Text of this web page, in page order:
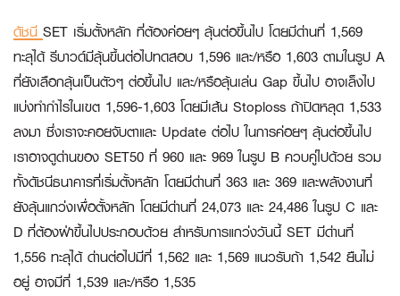
ดัชนี SET เริ่มตั้งหลัก ที่ต้องค่อยๆ ลุ้นต่อขึ้นไป โดยมีด่านที่ 1,569
ทะลุได้ รีบาวด์มีลุ้นขึ้นต่อไปทดสอบ 1,596 และ/หรือ 1,603 ตามในรูป A
ที่ยังเลือกลุ้นเป็นตัวๆ ต่อขึ้นไป และ/หรือลุ้นเล่น Gap ขึ้นไป อาจเล็งไป
แบ่งทำกำไรในเขต 1,596-1,603 โดยมีเส้น Stoploss ถ้าปิดหลุด 1,533
ลงมา ซึ่งเราจะคอยจับตาและ Update ต่อไป ในการค่อยๆ ลุ้นต่อขึ้นไป
เราอาจดูด่านของ SET50 ที่ 960 และ 969 ในรูป B ควบคู่ไปด้วย รวม
ทั้งดัชนีธนาคารที่เริ่มตั้งหลัก โดยมีด่านที่ 363 และ 369 และพลังงานที่
ยังลุ้นแกว่งเพื่อตั้งหลัก โดยมีด่านที่ 24,073 และ 24,486 ในรูป C และ
D ที่ต้องฝ่าขึ้นไปประกอบด้วย สำหรับการแกว่งวันนี้ SET มีด่านที่
1,556 ทะลุได้ ด่านต่อไปมีที่ 1,562 และ 1,569 แนวรับถ้า 1,542 ยืนไม่
อยู่ อาจมีที่ 1,539 และ/หรือ 1,535